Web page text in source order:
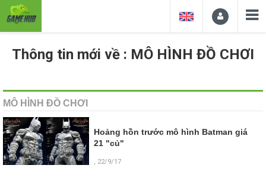
Thông tin mới về : MÔ HÌNH ĐỒ CHƠI
MÔ HÌNH ĐỒ CHƠI
Hoảng hồn trước mô hình Batman giá
21 "củ"
, 22/9/17